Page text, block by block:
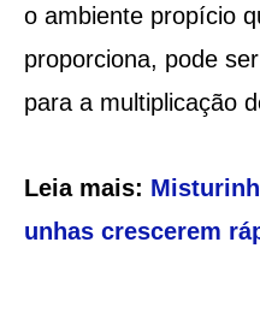
o ambiente propício
proporciona, pode
para a multiplicação
Leia mais:
unhas crescerem